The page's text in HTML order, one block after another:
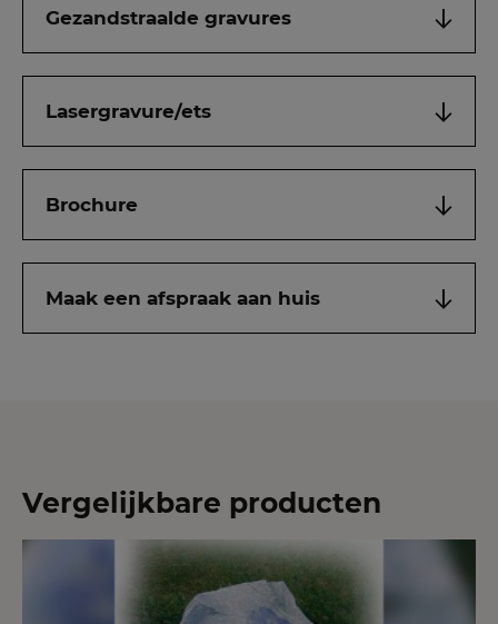
Gezandstraalde gravures
Lasergravure/ets
Brochure
Maak een afspraak aan huis
Vergelijkbare producten